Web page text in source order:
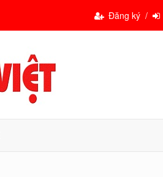
Đăng ký /